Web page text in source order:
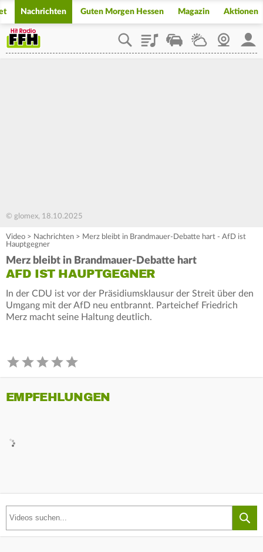
Nachrichten Guten Morgen Hessen Magazin Aktionen
PlaylistStaupilotWetterWebcam
© glomex, 18.10.2025
Video > Nachrichten > Merz bleibt in Brandmauer-Debatte hart - AfD ist
Hauptgegner
Merz bleibt in Brandmauer-Debatte hart
AFD IST HAUPTGEGNER
In der CDU ist vor der Präsidiumsklausur der Streit über den
Umgang mit der AfD neu entbrannt. Parteichef Friedrich
Merz macht seine Haltung deutlich.
EMPFEHLUNGEN